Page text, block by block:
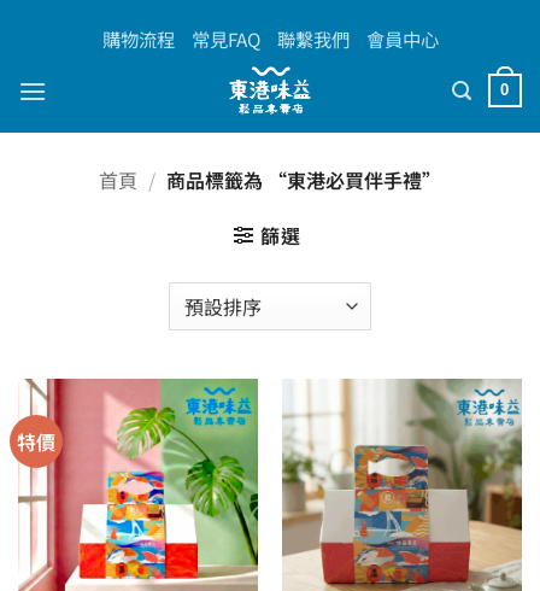
content
購物流程 常見FAQ 聯繫我們 會員中心
0
首頁 / 商品標籤為 “東港必買伴手禮”
篩選
特價